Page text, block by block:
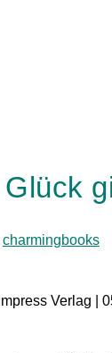
charmingbooks
Verlag |